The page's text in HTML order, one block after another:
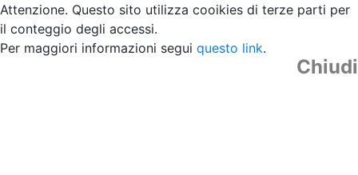
Attenzione. Questo sito utilizza cooikies di terze parti per
il conteggio degli accessi.
Per maggiori informazioni segui questo link.
Chiudi